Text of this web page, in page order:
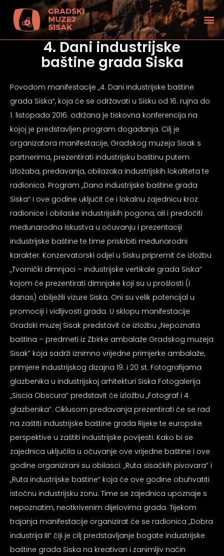
4. Dani industrijske
baštine grada Siska
Povodom manifestacije „4. Dani industrijske baštine
grada Siska“, koja će se održavati u Sisku od 16. rujna do
1. listopada 2016. održana je tiskovna konferencija na
kojoj je predstavljen program događanja. Cilj je
organizatora manifestacije, Gradskog muzeja Sisak s
partnerima, prezentirati industrijsku baštinu putem
izložaba, predavanja, obilazaka industrijskih lokaliteta te
radionica. Program „Dana industrijske baštine grada
Siska“ i ove godine uključit će i lokalnu zajednicu kroz
radionice i obilaske industrijskih pogona, ali i predočiti
međunarodna iskustva u očuvanju i prezentaciji
industrijske baštine te time priskrbiti međunarodni
karakter. Konzervatorski odjel u Sisku pripremit će izložbu
„Tvornički dimnjaci – industrijske vertikale grada Siska“
kojom će prezentirati dimnjake koji su u prošlosti (i
danas) obilježili vizure Siska. Oni su velik potencijal u
promociji i vidljivosti grada. U sklopu manifestacije
Gradski muzej Sisak predstavit će izložbu „Nepoznata
baština – predmeti iz Zbirke ambalaže Gradskog muzeja
Sisak“ koja sadrži iznimno vrijedne primjerke ambalaže,
primjere industrijskog dizajna 19. i 20 st. Fotografijama
glazbenika u industrijskoj arhitekturi Siska Fotogalerija
„Siscia Obscura“ predstavit će izložbu „Fotograf i 4
glazbenika“. Ciklusom predavanja prezentirati će se rad
na zaštiti industrijske baštine grada Rijeke te europske
perspektive u zaštiti industrijske povijesti. Kako bi se
zajednica uključila u očuvanje ove vrijedne baštine i ove
godine organizirani su obilasci: „Ruta sisačkih pivovara“ i
„Ruta industrijske baštine“ koja će ove godine obuhvatiti
istočnu industrijsku zonu. Time se zajednica upoznaje s
nepoznatim, neotkrivenim dijelovima grada. Tijekom
trajanja manifestacije organizirat će se radionica „Dobra
industrija III“ čiji je cilj predstavljanje bogate industrijske
baštine grada Siska na kreativan i zanimljiv način
vida